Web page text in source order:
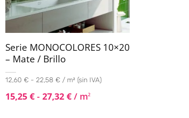
Serie MONOCOLORES 10×20
– Mate / Brillo
12,60 € - 22,58 € / m² (sin IVA)
15,25 € - 27,32 €/ m2